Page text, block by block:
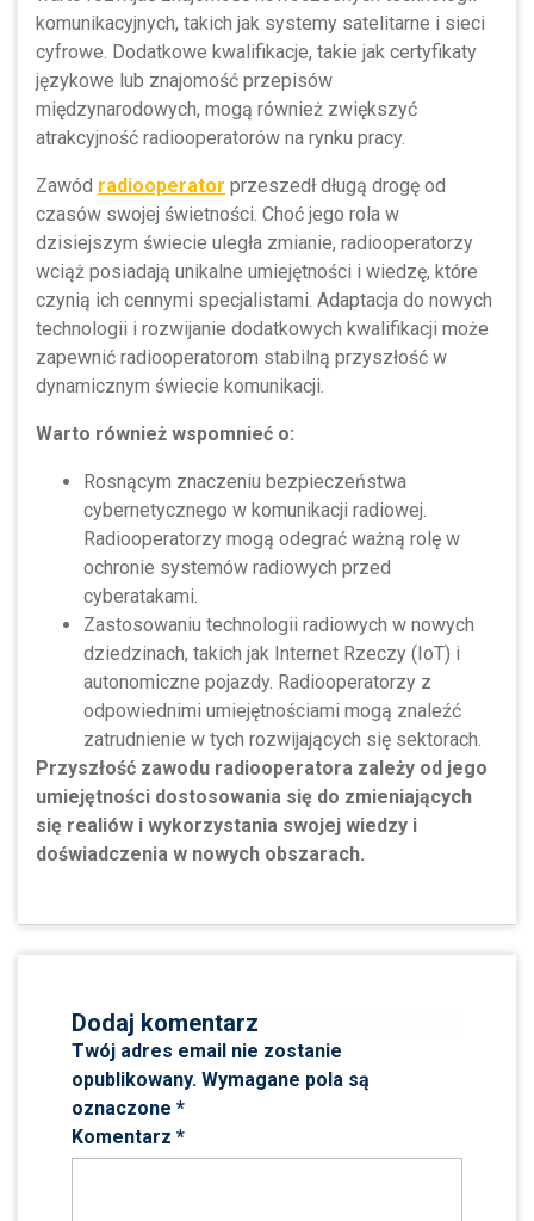
komunikacyjnych, takich jak systemy satelitarne i sieci
cyfrowe. Dodatkowe kwalifikacje, takie jak certyfikaty
językowe lub znajomość przepisów
międzynarodowych, mogą również zwiększyć
atrakcyjność radiooperatorów na rynku pracy.
Zawód radiooperator przeszedł długą drogę od
czasów swojej świetności. Choć jego rola w
dzisiejszym świecie uległa zmianie, radiooperatorzy
wciąż posiadają unikalne umiejętności i wiedzę, które
czynią ich cennymi specjalistami. Adaptacja do nowych
technologii i rozwijanie dodatkowych kwalifikacji może
zapewnić radiooperatorom stabilną przyszłość w
dynamicznym świecie komunikacji.
Warto również wspomnieć o:
Rosnącym znaczeniu bezpieczeństwa
cybernetycznego w komunikacji radiowej.
Radiooperatorzy mogą odegrać ważną rolę w
ochronie systemów radiowych przed
cyberatakami.
Zastosowaniu technologii radiowych w nowych
dziedzinach, takich jak Internet Rzeczy (IoT) i
autonomiczne pojazdy. Radiooperatorzy z
odpowiednimi umiejętnościami mogą znaleźć
zatrudnienie w tych rozwijających się sektorach.
Przyszłość zawodu radiooperatora zależy od jego
umiejętności dostosowania się do zmieniających
się realiów i wykorzystania swojej wiedzy i
doświadczenia w nowych obszarach.
Dodaj komentarz
Twój adres email nie zostanie
opublikowany. Wymagane pola są
oznaczone *
Komentarz *